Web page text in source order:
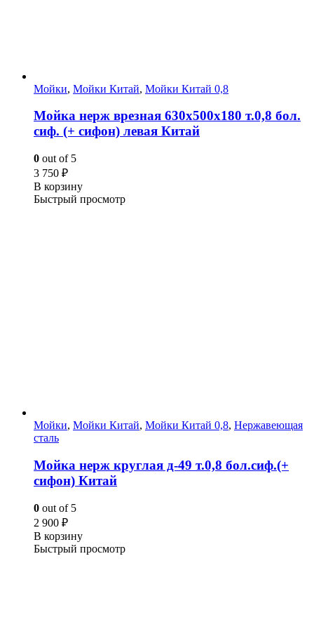
Мойки, Мойки Китай, Мойки Китай 0,8
Мойка нерж врезная 630х500х180 т.0,8 бол.
сиф. (+ сифон) левая Китай
0 out of 5
3 750 ₽
В корзину
Быстрый просмотр
Мойки, Мойки Китай, Мойки Китай 0,8, Нержавеющая
сталь
Мойка нерж круглая д-49 т.0,8 бол.сиф.(+
сифон) Китай
0 out of 5
2 900 ₽
В корзину
Быстрый просмотр